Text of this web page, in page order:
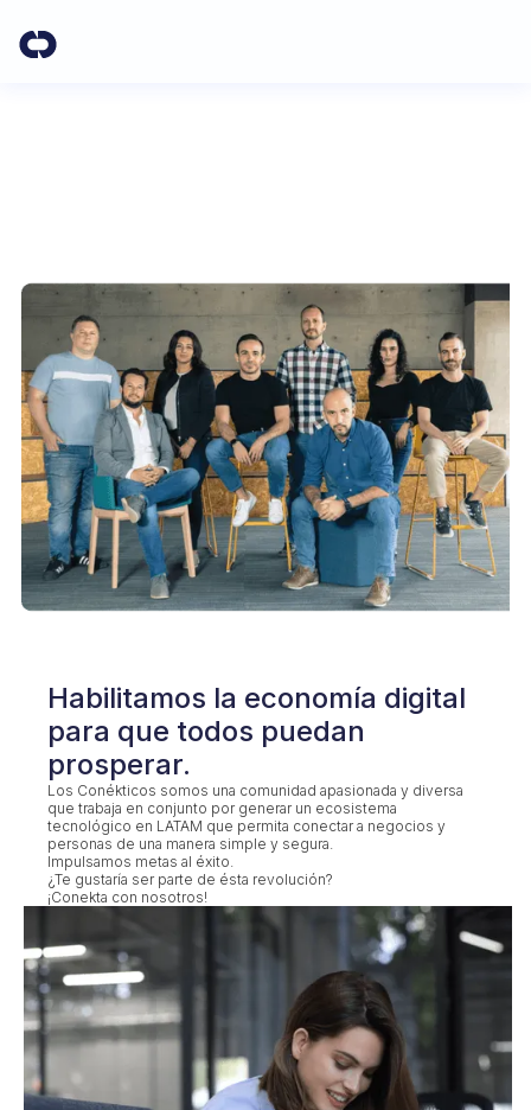
Habilitamos la economía digital
para que todos puedan
prosperar.
Los Conékticos somos una comunidad apasionada y diversa
que trabaja en conjunto por generar un ecosistema
tecnológico en LATAM que permita conectar a negocios y
personas de una manera simple y segura.
Impulsamos metas al éxito.
¿Te gustaría ser parte de ésta revolución?
¡Conekta con nosotros!